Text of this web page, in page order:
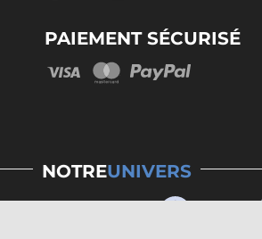
PAIEMENT SÉCURISÉ
NOTREUNIVERS